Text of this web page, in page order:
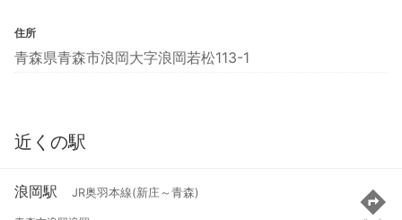
住所
青森県青森市浪岡大字浪岡若松113-1
近くの駅
浪岡駅 JR奥羽本線(新庄～青森)